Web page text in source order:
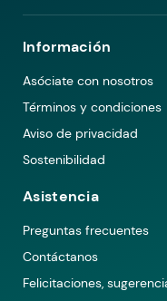
Información
Asóciate con nosotros
Términos y condiciones
Aviso de privacidad
Sostenibilidad
Asistencia
Preguntas frecuentes
Contáctanos
Felicitaciones,